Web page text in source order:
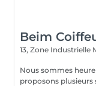
Beim
13, Zone Industrielle
Nous sommes
proposons plusieurs services : La manucure